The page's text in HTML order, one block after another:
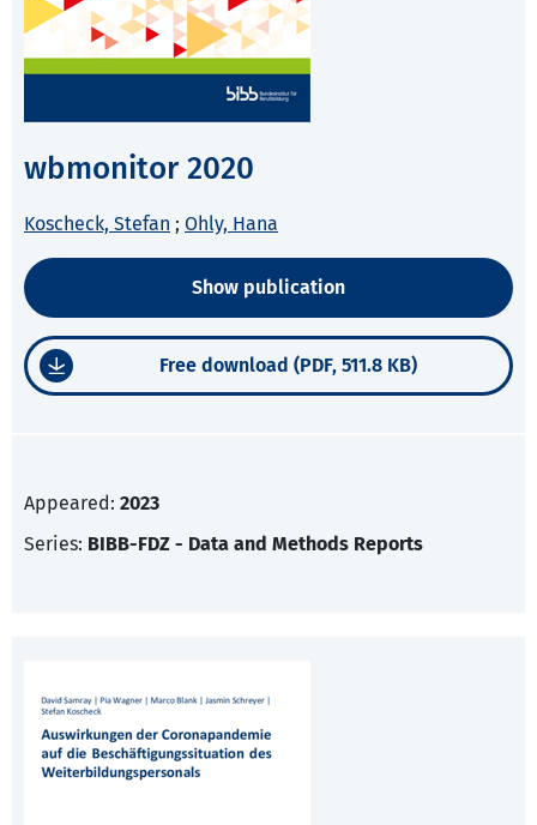
wbmonitor 2020
Koscheck, Stefan ; Ohly, Hana
Show publication
Free download (PDF, 511.8 KB)
Appeared: 2023
Series: BIBB-FDZ - Data and Methods Reports